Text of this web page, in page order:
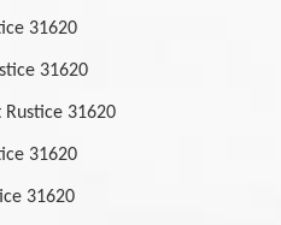
31620
31620
Rustice 31620
31620
31620